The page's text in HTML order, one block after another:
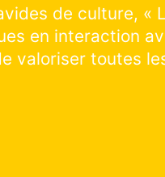
les projets
Vous souhaitez
les lieux culturels